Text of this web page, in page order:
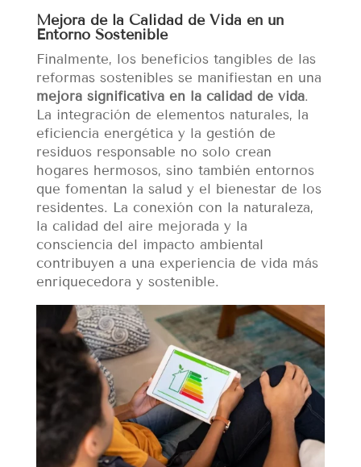
Mejora de la Calidad de Vida en un
Entorno Sostenible
Finalmente, los beneficios tangibles de las
reformas sostenibles se manifiestan en una
mejora significativa en la calidad de vida.
La integración de elementos naturales, la
eficiencia energética y la gestión de
residuos responsable no solo crean
hogares hermosos, sino también entornos
que fomentan la salud y el bienestar de los
residentes. La conexión con la naturaleza,
la calidad del aire mejorada y la
consciencia del impacto ambiental
contribuyen a una experiencia de vida más
enriquecedora y sostenible.